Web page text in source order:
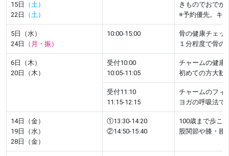
15日
（土）
22日
（土）
きものでおでか
※予約優先。キ
5日（水）
24日
（月・振）
10:00-15:00
骨の健康チェッ
１分程度で骨の
6日（木）
20日（木）
受付10:00
10:05-11:05
チャームの健康
初めての方大歓
受付11:10
11:15-12:15
チャームのフィ
ヨガの呼吸法で
14日（金）
19日（水）
28日（金）
①13:30-14:20
②14:50-15:40
100歳まで歩こ
股関節や膝・腰